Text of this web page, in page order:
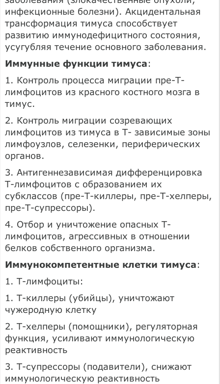
инфекционные болезни). Акцидентальная
трансформация тимуса способствует
развитию иммунодефицитного состояния,
усугубляя течение основного заболевания.
Иммунные функции тимуса:
1. Контроль процесса миграции пре-Т-
лимфоцитов из красного костного мозга в
тимус.
2. Контроль миграции созревающих
лимфоцитов из тимуса в Т- зависимые зоны
лимфоузлов, селезенки, периферических
органов.
3. Антигеннезависимая дифференцировка
Т-лимфоцитов с образованием их
субклассов (пре-Т-киллеры, пре-Т-хелперы,
пре-Т-супрессоры).
4. Отбор и уничтожение опасных Т-
лимфоцитов, агрессивных в отношении
белков собственного организма.
Иммунокомпетентные клетки тимуса:
1. Т-лимфоциты:
1. Т-киллеры (убийцы), уничтожают
чужеродную клетку
2. Т-хелперы (помощники), регуляторная
функция, усиливают иммунологическую
реактивность
3. Т-супрессоры (подавители), снижают
иммунологическую реактивность